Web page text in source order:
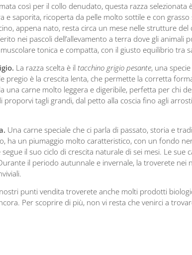
così per il collo denudato, questa razza
e saporita, ricoperta da pelle molto sottile e con
appena nato, resta circa un mese nelle strutture
nei pascoli dell’allevamento a terra dove gli
tonica e compatta, con il giusto equilibrio tra
La razza scelta è il tacchino grigio pesante, una
pregio è la crescita lenta, che permette la corretta
una carne molto leggera e digeribile, perfetta per chi
tagli grandi, dal petto alla coscia fino agli
Una carne speciale che ci parla di passato, storia e
ha un piumaggio molto caratteristico, con un fondo
segue il suo ciclo di crescita naturale di sei mesi. Le
il periodo autunnale e invernale, la troverete
punti vendita troverete anche molti prodotti
Per scoprire di più, non vi resta che venirci a